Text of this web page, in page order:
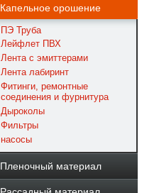
Капельное орошение
ПЭ Труба
Лейфлет ПВХ
Лента с эмиттерами
Лента лабиринт
Фитинги, ремонтные
соединения и фурнитура
Дыроколы
Фильтры
насосы
Пленочный материал